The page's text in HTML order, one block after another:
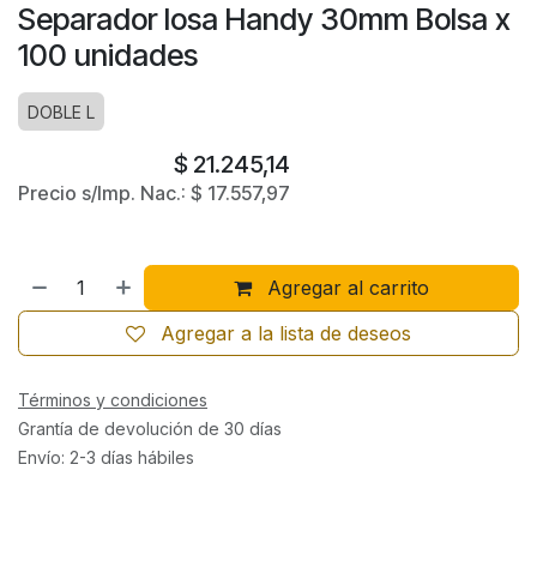
Separador losa Handy 30mm Bolsa x
100 unidades
DOBLE L
$ 21.245,14
Precio s/Imp. Nac.: $ 17.557,97
Agregar al carrito
Agregar a la lista de deseos
Términos y condiciones
Grantía de devolución de 30 días
Envío: 2-3 días hábiles